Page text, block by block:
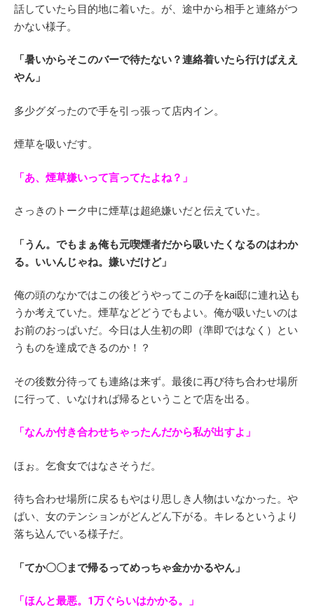
話していたら目的地に着いた。が、途中から相手と連絡がつ
かない様子。
「暑いからそこのバーで待たない？連絡着いたら行けばええ
やん」
多少グダったので手を引っ張って店内イン。
煙草を吸いだす。
「あ、煙草嫌いって言ってたよね？」
さっきのトーク中に煙草は超絶嫌いだと伝えていた。
「うん。でもまぁ俺も元喫煙者だから吸いたくなるのはわか
る。いいんじゃね。嫌いだけど」
俺の頭のなかではこの後どうやってこの子をkai邸に連れ込も
うか考えていた。煙草などどうでもよい。俺が吸いたいのは
お前のおっぱいだ。今日は人生初の即（準即ではなく）とい
うものを達成できるのか！？
その後数分待っても連絡は来ず。最後に再び待ち合わせ場所
に行って、いなければ帰るということで店を出る。
「なんか付き合わせちゃったんだから私が出すよ」
ほぉ。乞食女ではなさそうだ。
待ち合わせ場所に戻るもやはり思しき人物はいなかった。や
ばい、女のテンションがどんどん下がる。キレるというより
落ち込んでいる様子だ。
「てか〇〇まで帰るってめっちゃ金かかるやん」
「ほんと最悪。1万ぐらいはかかる。」